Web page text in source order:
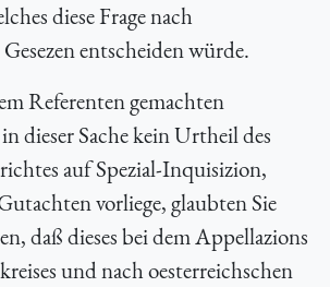
diese Frage nach
entscheiden würde.
Referenten gemachten
dieser Sache kein Urtheil des
auf Spezial-Inquisizion,
vorliege, glaubten Sie
daß dieses bei dem Appellazions
und nach oesterreichschen